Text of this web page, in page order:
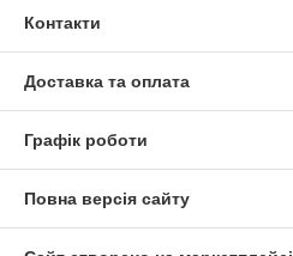
Контакти
Доставка та оплата
Графік роботи
Повна версія сайту